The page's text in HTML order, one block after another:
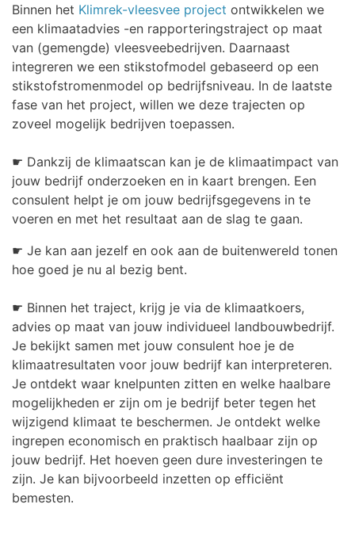
Binnen het Klimrek-vleesvee project ontwikkelen we
een klimaatadvies -en rapporteringstraject op maat
van (gemengde) vleesveebedrijven. Daarnaast
integreren we een stikstofmodel gebaseerd op een
stikstofstromenmodel op bedrijfsniveau. In de laatste
fase van het project, willen we deze trajecten op
zoveel mogelijk bedrijven toepassen.
☛ Dankzij de klimaatscan kan je de klimaatimpact van
jouw bedrijf onderzoeken en in kaart brengen. Een
consulent helpt je om jouw bedrijfsgegevens in te
voeren en met het resultaat aan de slag te gaan.
☛ Je kan aan jezelf en ook aan de buitenwereld tonen
hoe goed je nu al bezig bent.
☛ Binnen het traject, krijg je via de klimaatkoers,
advies op maat van jouw individueel landbouwbedrijf.
Je bekijkt samen met jouw consulent hoe je de
klimaatresultaten voor jouw bedrijf kan interpreteren.
Je ontdekt waar knelpunten zitten en welke haalbare
mogelijkheden er zijn om je bedrijf beter tegen het
wijzigend klimaat te beschermen. Je ontdekt welke
ingrepen economisch en praktisch haalbaar zijn op
jouw bedrijf. Het hoeven geen dure investeringen te
zijn. Je kan bijvoorbeeld inzetten op efficiënt
bemesten.